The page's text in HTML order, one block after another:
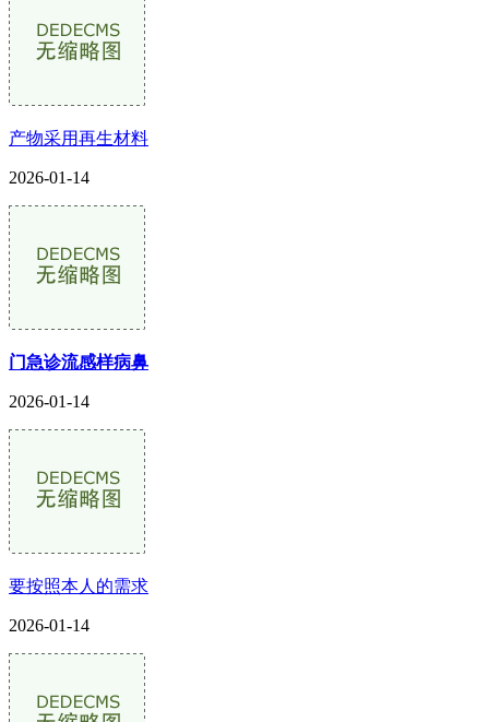
产物采用再生材料
2026-01-14
门急诊流感样病鼻
2026-01-14
要按照本人的需求
2026-01-14